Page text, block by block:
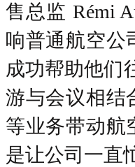
售总监 Rémi
响普通航空公
成功帮助他们
游与会议相结
等业务带动航
是让公司一直